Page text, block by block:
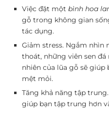
Việc đặt một bình hoa
gỗ trong không gian
tác dụng.
Giảm stress. Ngắm nhìn
thoát, những viên sen
nhiên của lũa gỗ sẽ giúp
mệt mỏi.
Tăng khả năng tập trung.
giúp bạn tập trung hơn